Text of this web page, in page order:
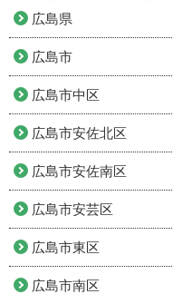
広島県
広島市
広島市中区
広島市安佐北区
広島市安佐南区
広島市安芸区
広島市東区
広島市南区